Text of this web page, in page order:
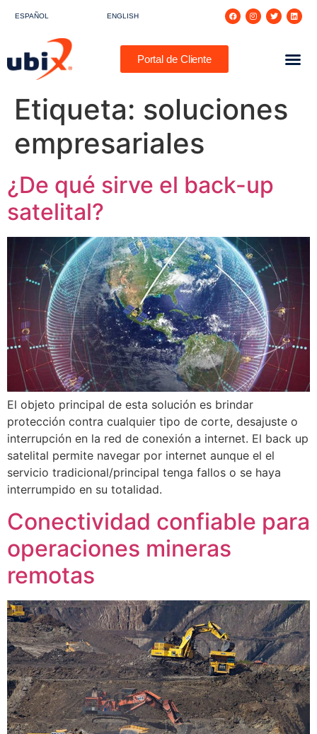
ESPAÑOL ENGLISH
Portal de Cliente
Etiqueta: soluciones
empresariales
¿De qué sirve el back-up
satelital?
El objeto principal de esta solución es brindar
protección contra cualquier tipo de corte, desajuste o
interrupción en la red de conexión a internet. El back up
satelital permite navegar por internet aunque el el
servicio tradicional/principal tenga fallos o se haya
interrumpido en su totalidad.
Conectividad confiable para
operaciones mineras
remotas